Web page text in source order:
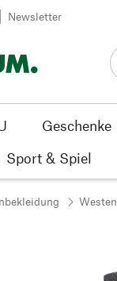
Newsletter
Geschenke
Sport & Spiel
Westen